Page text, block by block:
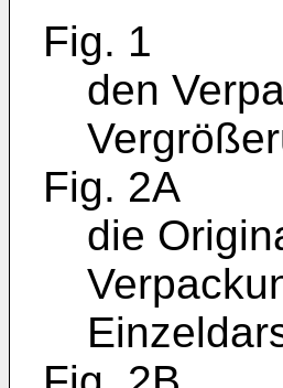
Fig. 1
den
Fig. 2A
die